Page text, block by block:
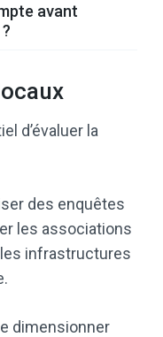
avant
d’évaluer la
des enquêtes
les associations
infrastructures
dimensionner